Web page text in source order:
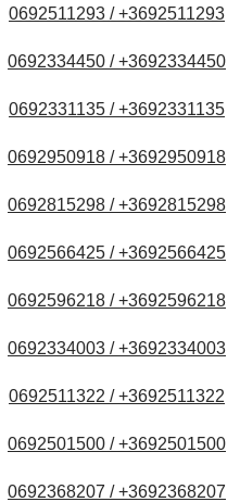
0692511293 / +3692511293
0692334450 / +3692334450
0692331135 / +3692331135
0692950918 / +3692950918
0692815298 / +3692815298
0692566425 / +3692566425
0692596218 / +3692596218
0692334003 / +3692334003
0692511322 / +3692511322
0692501500 / +3692501500
0692368207 / +3692368207